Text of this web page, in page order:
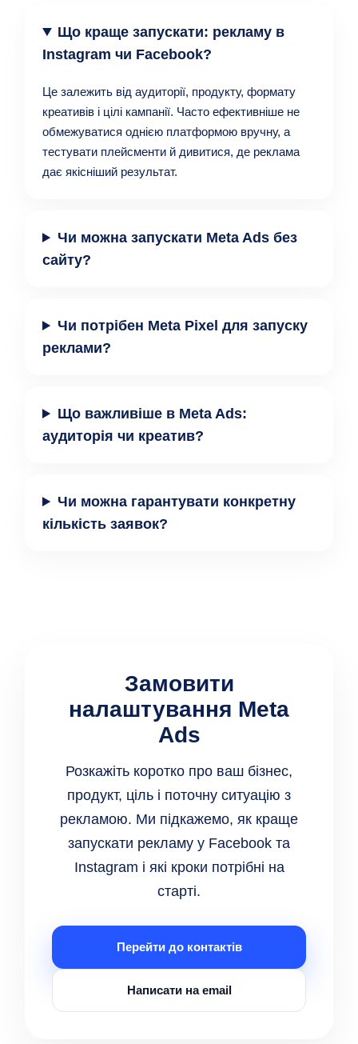
Що краще запускати: рекламу в
Instagram чи Facebook?
Це залежить від аудиторії, продукту, формату
креативів і цілі кампанії. Часто ефективніше не
обмежуватися однією платформою вручну, а
тестувати плейсменти й дивитися, де реклама
дає якісніший результат.
Чи можна запускати Meta Ads без
сайту?
Чи потрібен Meta Pixel для запуску
реклами?
Що важливіше в Meta Ads:
аудиторія чи креатив?
Чи можна гарантувати конкретну
кількість заявок?
Замовити
налаштування Meta
Ads
Розкажіть коротко про ваш бізнес,
продукт, ціль і поточну ситуацію з
рекламою. Ми підкажемо, як краще
запускати рекламу у Facebook та
Instagram і які кроки потрібні на
старті.
Перейти до контактів
Написати на email